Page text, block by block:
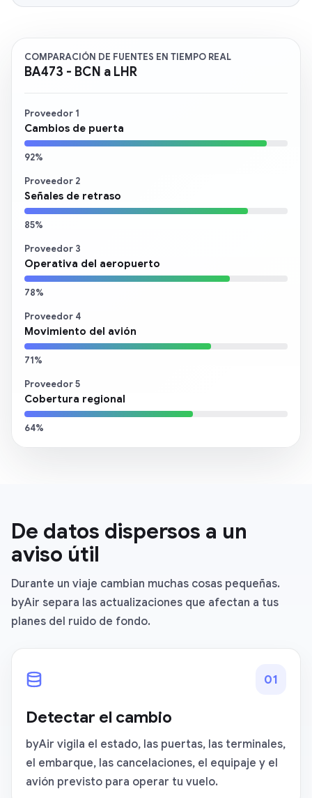
COMPARACIÓN DE FUENTES EN TIEMPO REAL
BA473 - BCN a LHR
Proveedor 1
Cambios de puerta
92%
Proveedor 2
Señales de retraso
85%
Proveedor 3
Operativa del aeropuerto
78%
Proveedor 4
Movimiento del avión
71%
Proveedor 5
Cobertura regional
64%
De datos dispersos a un
aviso útil
Durante un viaje cambian muchas cosas pequeñas.
byAir separa las actualizaciones que afectan a tus
planes del ruido de fondo.
01
Detectar el cambio
byAir vigila el estado, las puertas, las terminales,
el embarque, las cancelaciones, el equipaje y el
avión previsto para operar tu vuelo.